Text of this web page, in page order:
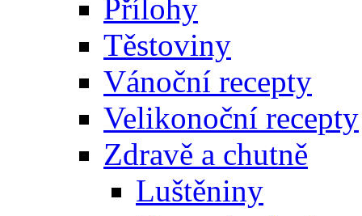
Přílohy
Těstoviny
Vánoční recepty
Velikonoční recepty
Zdravě a chutně
Luštěniny